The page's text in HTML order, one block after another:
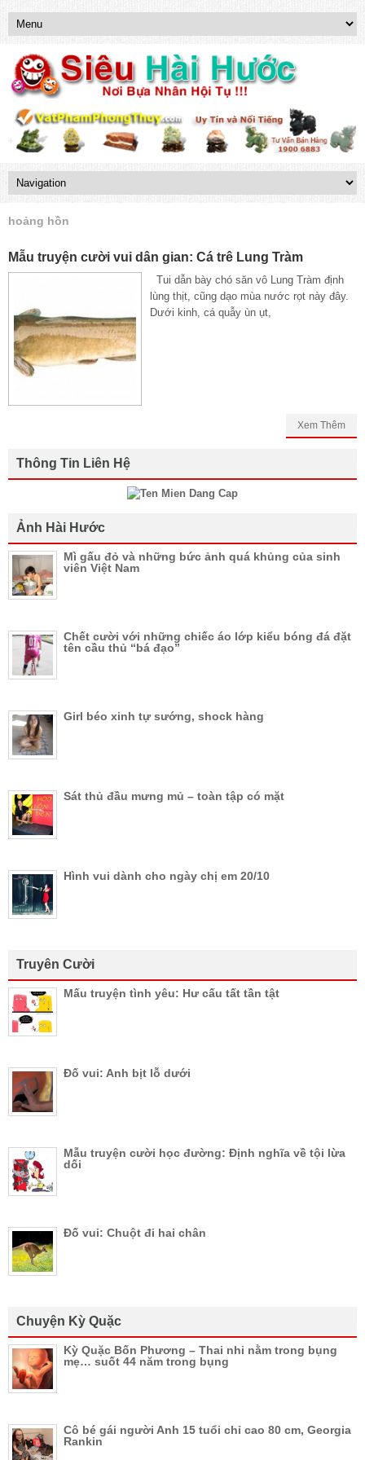
hoảng hồn
Mẫu truyện cười vui dân gian: Cá trê Lung Tràm
Tui dẫn bày chó săn vô Lung Tràm định
lùng thịt, cũng dạo mùa nước rọt này đây.
Dưới kinh, cá quẫy ùn ụt,
Xem Thêm
Thông Tin Liên Hệ
Ảnh Hài Hước
Mì gấu đỏ và những bức ảnh quá khủng của sinh
viên Việt Nam
Chết cười với những chiếc áo lớp kiểu bóng đá đặt
tên cầu thủ “bá đạo”
Girl béo xinh tự sướng, shock hàng
Sát thủ đầu mưng mủ – toàn tập có mặt
Hình vui dành cho ngày chị em 20/10
Truyên Cười
Mấu truyện tình yêu: Hư cấu tất tần tật
Đố vui: Anh bịt lỗ dưới
Mẫu truyện cười học đường: Định nghĩa về tội lừa
dối
Đố vui: Chuột đi hai chân
Chuyện Kỳ Quặc
Kỳ Quặc Bốn Phương – Thai nhi nằm trong bụng
mẹ… suốt 44 năm trong bụng
Cô bé gái người Anh 15 tuổi chỉ cao 80 cm, Georgia
Rankin